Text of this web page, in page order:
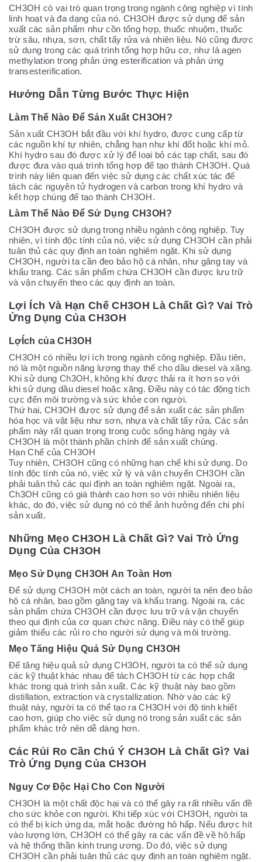
CH3OH có vai trò quan trọng trong ngành công nghiệp vì tính
linh hoạt và đa dạng của nó. CH3OH được sử dụng để sản
xuất các sản phẩm như cồn tổng hợp, thuốc nhuộm, thuốc
trừ sâu, nhựa, sơn, chất tẩy rửa và nhiên liệu. Nó cũng được
sử dụng trong các quá trình tổng hợp hữu cơ, như là agen
methylation trong phản ứng esterification và phản ứng
transesterification.
Hướng Dẫn Từng Bước Thực Hiện
Làm Thế Nào Để Sản Xuất CH3OH?
Sản xuất CH3OH bắt đầu với khí hydro, được cung cấp từ
các nguồn khí tự nhiên, chẳng hạn như khí đốt hoặc khí mỏ.
Khí hydro sau đó được xử lý để loại bỏ các tạp chất, sau đó
được đưa vào quá trình tổng hợp để tạo thành CH3OH. Quá
trình này liên quan đến việc sử dụng các chất xúc tác để
tách các nguyên tử hydrogen và carbon trong khí hydro và
kết hợp chúng để tạo thành CH3OH.
Làm Thế Nào Để Sử Dụng CH3OH?
CH3OH được sử dụng trong nhiều ngành công nghiệp. Tuy
nhiên, vì tính độc tính của nó, việc sử dụng CH3OH cần phải
tuân thủ các quy định an toàn nghiêm ngặt. Khi sử dụng
CH3OH, người ta cần đeo bảo hộ cá nhân, như găng tay và
khẩu trang. Các sản phẩm chứa CH3OH cần được lưu trữ
và vận chuyển theo các quy định an toàn.
Lợi Ích Và Hạn Chế CH3OH Là Chất Gì? Vai Trò
Ứng Dụng Của CH3OH
LợÍch của CH3OH
CH3OH có nhiều lợi ích trong ngành công nghiệp. Đầu tiên,
nó là một nguồn năng lượng thay thế cho dầu diesel và xăng.
Khi sử dụng Ch3OH, không khí được thải ra ít hơn so với
khi sử dụng dầu diesel hoặc xăng. Điều này có tác động tích
cực đến môi trường và sức khỏe con người.
Thứ hai, CH3OH được sử dụng để sản xuất các sản phẩm
hóa học và vật liệu như sơn, nhựa và chất tẩy rửa. Các sản
phẩm này rất quan trọng trong cuộc sống hàng ngày và
CH3OH là một thành phần chính để sản xuất chúng.
Hạn Chế của CH3OH
Tuy nhiên, CH3OH cũng có những hạn chế khi sử dụng. Do
tính độc tính của nó, việc xử lý và vận chuyển CH3OH cần
phải tuân thủ các qui định an toàn nghiêm ngặt. Ngoài ra,
Ch3OH cũng có giá thành cao hơn so với nhiều nhiên liệu
khác, do đó, việc sử dụng nó có thể ảnh hưởng đến chi phí
sản xuất.
Những Mẹo CH3OH Là Chất Gì? Vai Trò Ứng
Dụng Của CH3OH
Mẹo Sử Dụng CH3OH An Toàn Hơn
Để sử dụng CH3OH một cách an toàn, người ta nên đeo bảo
hộ cá nhân, bao gồm găng tay và khẩu trang. Ngoài ra, các
sản phẩm chứa CH3OH cần được lưu trữ và vận chuyển
theo qui định của cơ quan chức năng. Điều này có thể giúp
giảm thiểu các rủi ro cho người sử dụng và môi trường.
Mẹo Tăng Hiệu Quả Sử Dụng CH3OH
Để tăng hiệu quả sử dụng CH3OH, người ta có thể sử dụng
các kỹ thuật khác nhau để tách CH3OH từ các hợp chất
khác trong quá trình sản xuất. Các kỹ thuật này bao gồm
distillation, extraction và crystallization. Nhờ vào các kỹ
thuật này, người ta có thể tạo ra CH3OH với độ tinh khiết
cao hơn, giúp cho việc sử dụng nó trong sản xuất các sản
phẩm khác trở nên dễ dàng hơn.
Các Rủi Ro Cần Chú Ý CH3OH Là Chất Gì? Vai
Trò Ứng Dụng Của CH3OH
Nguy Cơ Độc Hại Cho Con Người
CH3OH là một chất độc hại và có thể gây ra rất nhiều vấn đề
cho sức khỏe con người. Khi tiếp xúc với CH3OH, người ta
có thể bị kích ứng da, mắt hoặc đường hô hấp. Nếu được hít
vào lượng lớn, CH3OH có thể gây ra các vấn đề về hô hấp
và hệ thống thần kinh trung ương. Do đó, việc sử dụng
CH3OH cần phải tuân thủ các quy định an toàn nghiêm ngặt.